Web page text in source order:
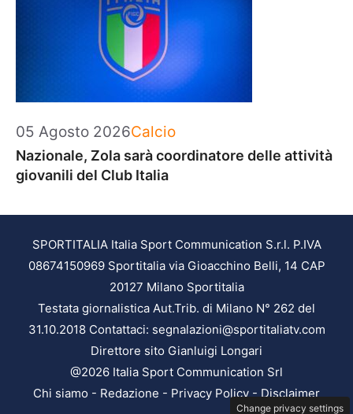
05 Agosto 2026Categorie
Calcio
Nazionale, Zola sarà coordinatore delle attività
giovanili del Club Italia
SPORTITALIA Italia Sport Communication S.r.l. P.IVA
08674150969 Sportitalia via Gioacchino Belli, 14 CAP
20127 Milano Sportitalia
Testata giornalistica Aut.Trib. di Milano N° 262 del
31.10.2018 Contattaci: segnalazioni@sportitaliatv.com
Direttore sito Gianluigi Longari
@2026 Italia Sport Communication Srl
Chi siamo - Redazione - Privacy Policy-Disclaimer
Change privacy settings